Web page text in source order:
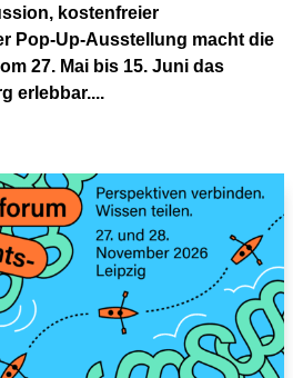
kostenfreier
Pop-Up-Ausstellung macht die
27. Mai bis 15. Juni das
erlebbar....